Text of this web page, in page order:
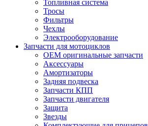
Топливная система
Тросы
Фильтры
Чехлы
Электрооборудование
Запчасти для мотоциклов
OEM оригинальные запчасти
Аксессуары
Амортизаторы
Задняя подвеска
Запчасти КПП
Запчасти двигателя
Защита
Звезды